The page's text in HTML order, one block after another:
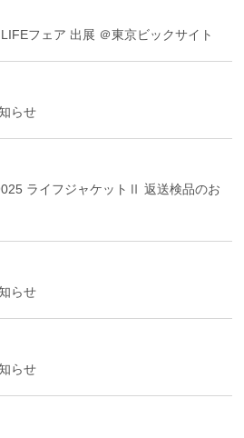
フェア 出展 ＠東京ビックサイト
らせ
ライフジャケットⅡ 返送検品のお
らせ
らせ